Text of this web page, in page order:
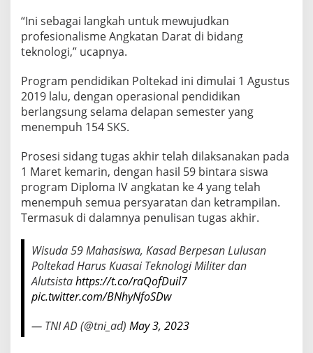
“Ini sebagai langkah untuk mewujudkan
profesionalisme Angkatan Darat di bidang
teknologi,” ucapnya.
Program pendidikan Poltekad ini dimulai 1 Agustus
2019 lalu, dengan operasional pendidikan
berlangsung selama delapan semester yang
menempuh 154 SKS.
Prosesi sidang tugas akhir telah dilaksanakan pada
1 Maret kemarin, dengan hasil 59 bintara siswa
program Diploma IV angkatan ke 4 yang telah
menempuh semua persyaratan dan ketrampilan.
Termasuk di dalamnya penulisan tugas akhir.
Wisuda 59 Mahasiswa, Kasad Berpesan Lulusan
Poltekad Harus Kuasai Teknologi Militer dan
Alutsistahttps://t.co/raQofDuil7
pic.twitter.com/BNhyNfoSDw
— TNI AD (@tni_ad) May 3, 2023